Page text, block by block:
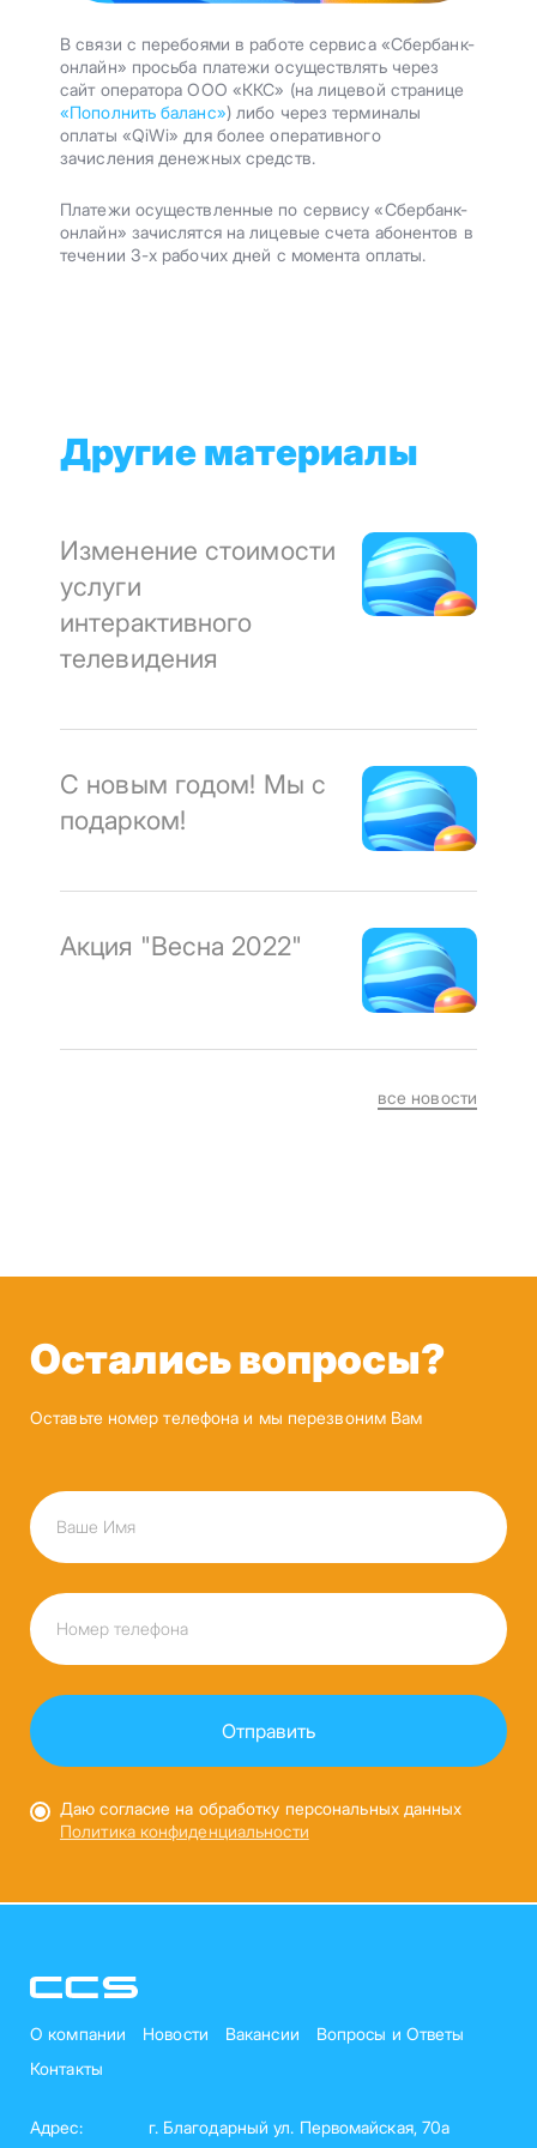
В связи с перебоями в работе сервиса «Сбербанк-
онлайн» просьба платежи осуществлять через
сайт оператора ООО «ККС» (на лицевой странице
«Пополнить баланс») либо через терминалы
оплаты «QiWi» для более оперативного
зачисления денежных средств.
Платежи осуществленные по сервису «Сбербанк-
онлайн» зачислятся на лицевые счета абонентов в
течении 3-х рабочих дней с момента оплаты.
Другие материалы
Изменение стоимости
услуги
интерактивного
телевидения
С новым годом! Мы с
подарком!
Акция "Весна 2022"
все новости
Остались вопросы?
Оставьте номер телефона и мы перезвоним Вам
Даю согласие на обработку персональных данных
Политика конфиденциальности
О компании Новости Вакансии
Вопросы и Ответы
Контакты
Адрес: г. Благодарный ул. Первомайская, 70а